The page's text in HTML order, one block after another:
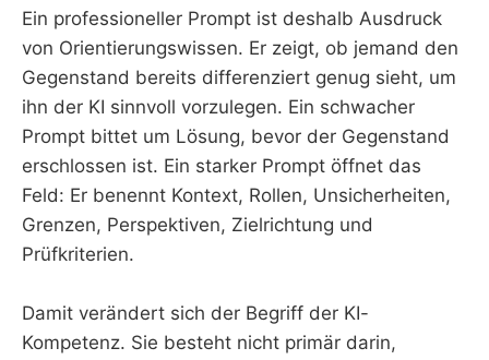
Ein professioneller Prompt ist deshalb Ausdruck
von Orientierungswissen. Er zeigt, ob jemand den
Gegenstand bereits differenziert genug sieht, um
ihn der KI sinnvoll vorzulegen. Ein schwacher
Prompt bittet um Lösung, bevor der Gegenstand
erschlossen ist. Ein starker Prompt öffnet das
Feld: Er benennt Kontext, Rollen, Unsicherheiten,
Grenzen, Perspektiven, Zielrichtung und
Prüfkriterien.
Damit verändert sich der Begriff der KI-
Kompetenz. Sie besteht nicht primär darin,